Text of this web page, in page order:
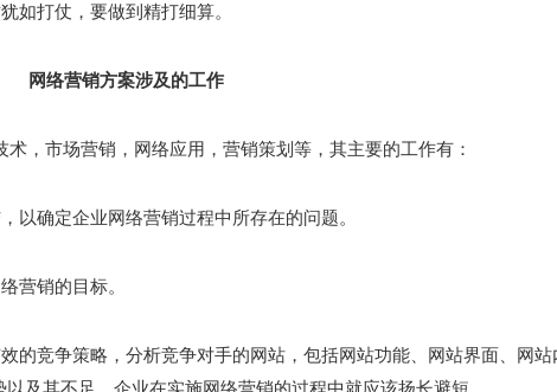
如打仗，要做到精打细算。
网络营销方案涉及的工作
，市场营销，网络应用，营销策划等，其主要的工作有：
以确定企业网络营销过程中所存在的问题。
营销的目标。
的竞争策略，分析竞争对手的网站，包括网站功能、网站界面、网站